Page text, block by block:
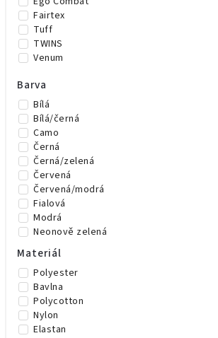
Fairtex
Tuff
TWINS
Venum
Barva
Bílá
Bílá/černá
Camo
Černá
Černá/zelená
Červená
Červená/modrá
Fialová
Modrá
Neonově zelená
Neonově žlutá
Růžová
Šedá
Zelená
Vínová
Materiál
Polyester
Bavlna
Polycotton
Nylon
Elastan